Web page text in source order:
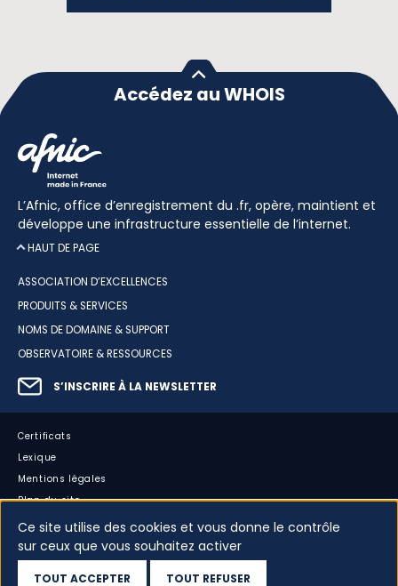
Accédez au WHOIS
L’Afnic, office d’enregistrement du .fr, opère, maintient et
développe une infrastructure essentielle de l’internet.
HAUT DE PAGE
ASSOCIATION D’EXCELLENCES
PRODUITS & SERVICES
NOMS DE DOMAINE & SUPPORT
OBSERVATOIRE & RESSOURCES
S’INSCRIRE À LA NEWSLETTER
Certificats
Lexique
Mentions légales
Plan du site
Accessibilité : partiellement conforme
Cookies
Vos données
Ce site utilise des cookies et vous donne le contrôle
sur ceux que vous souhaitez activer
TOUT ACCEPTER TOUT REFUSER